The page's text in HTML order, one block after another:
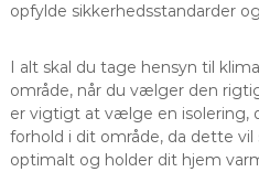
opfylde sikkerhedsstandarder
I alt skal du tage hensyn til
område, når du vælger den
er vigtigt at vælge en isolering,
forhold i dit område, da dette
optimalt og holder dit hjem